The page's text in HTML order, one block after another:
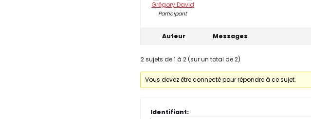
Grégory David
Participant
Auteur Messages
2 sujets de 1 à 2 (sur un total de 2)
Vous devez être connecté pour répondre à ce sujet.
Identifiant: